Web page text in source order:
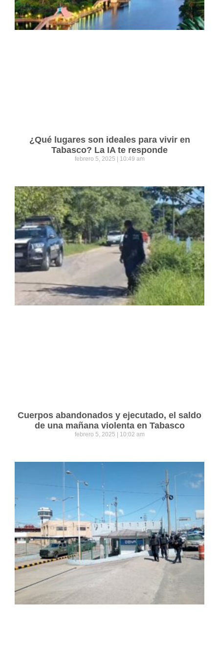
¿Qué lugares son ideales para vivir en
Tabasco? La IA te responde
febrero 5, 2025 10:49 am
Cuerpos abandonados y ejecutado, el saldo
de una mañana violenta en Tabasco
febrero 5, 2025 10:02 am